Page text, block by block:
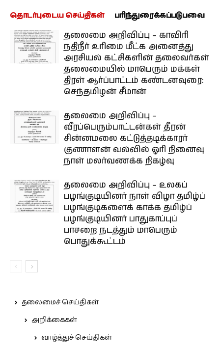
தொடர்புடைய செய்திகள் பரிந்துரைக்கப்படுபவை
தலைமை அறிவிப்பு – காவிரி
நதிநீர் உரிமை மீட்க அனைத்து
அரசியல் கட்சிகளின் தலைவர்கள்
தலைமையில் மாபெரும் மக்கள்
திரள் ஆர்ப்பாட்டம் கண்டனவுரை:
செந்தமிழன் சீமான்
தலைமை அறிவிப்பு –
வீரப்பெரும்பாட்டன்கள் தீரன்
சின்னமலை கட்டுத்தடிக்காரர்
குணாளன் வல்வில் ஓரி நினைவு
நாள் மலர்வணக்க நிகழ்வு
தலைமை அறிவிப்பு – உலகப்
பழங்குடியினர் நாள் விழா தமிழ்ப்
பழங்குடிகளைக் காக்க தமிழ்ப்
பழங்குடியினர் பாதுகாப்புப்
பாசறை நடத்தும் மாபெரும்
பொதுக்கூட்டம்
தலைமைச் செய்திகள்
அறிக்கைகள்
வாழ்த்துச் செய்திகள்